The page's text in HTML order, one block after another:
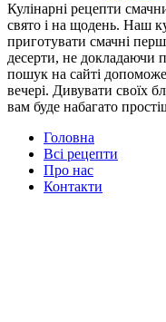
Кулінарні рецепти
свято і на щодень. Наш
приготувати смачні
десерти, не докладаючи
пошук на сайті
вечері. Дивувати своїх
вам буде набагато
Головна
Всі рецепти
Про нас
Контакти